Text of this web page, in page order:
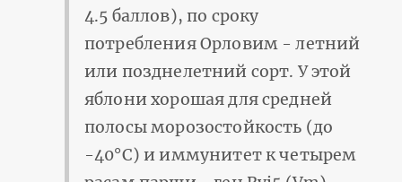
4.5 баллов), по сроку
потребления Орловим - летний
или позднелетний сорт. У этой
яблони хорошая для средней
полосы морозостойкость (до
-40°С) и иммунитет к четырем